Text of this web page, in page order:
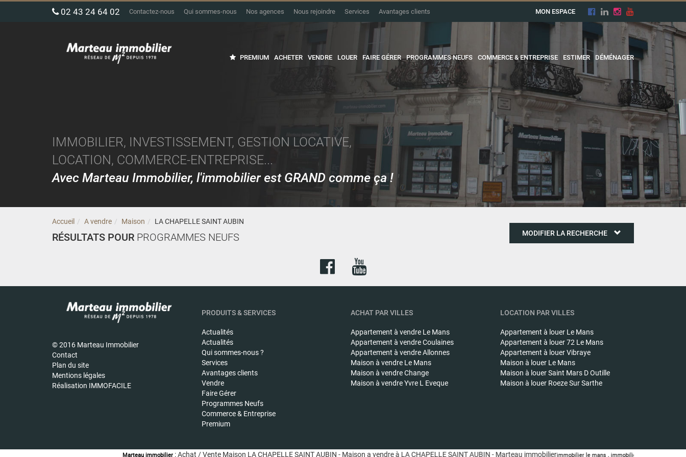
02 43 24 64 02 Contactez-nous Qui sommes-nous Nos agences Nous rejoindre Services Avantages clients MON ESPACE
PREMIUM ACHETER VENDRE LOUER FAIRE GÉRER PROGRAMMES NEUFS COMMERCE & ENTREPRISE ESTIMER DÉMÉNAGER
IMMOBILIER, INVESTISSEMENT, GESTION LOCATIVE,
LOCATION, COMMERCE-ENTREPRISE...
Avec Marteau Immobilier, l'immobilier est GRAND comme ça !
Accueil A vendre Maison LA CHAPELLE SAINT AUBIN
RÉSULTATS POUR PROGRAMMES NEUFS MODIFIER LA RECHERCHE
© 2016 Marteau Immobilier
Contact
Plan du site
Mentions légales
Réalisation IMMOFACILE
PRODUITS & SERVICES
Actualités
Actualités
Qui sommes-nous ?
Services
Avantages clients
Vendre
Faire Gérer
Programmes Neufs
Commerce & Entreprise
Premium
ACHAT PAR VILLES
Appartement à vendre Le Mans
Appartement à vendreCoulaines
Appartement à vendreAllonnes
Maison à vendre Le Mans
Maison à vendreChange
Maison à vendreYvre L Eveque
LOCATION PAR VILLES
Appartement à louer Le Mans
Appartement à louer72 Le Mans
Appartement à louerVibraye
Maison à louer Le Mans
Maison à louerSaint Mars D Outille
Maison à louer Roeze Sur Sarthe
Marteau immobilier: Achat / Vente Maison LA CHAPELLE SAINT AUBIN - Maison a vendre à LA CHAPELLE SAINT AUBIN - Marteau immobilierimmobilier le mans ,immobilier le mans